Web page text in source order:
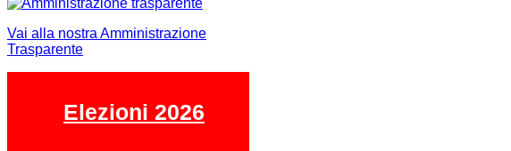
Vai alla nostra Amministrazione
Trasparente
Elezioni 2026